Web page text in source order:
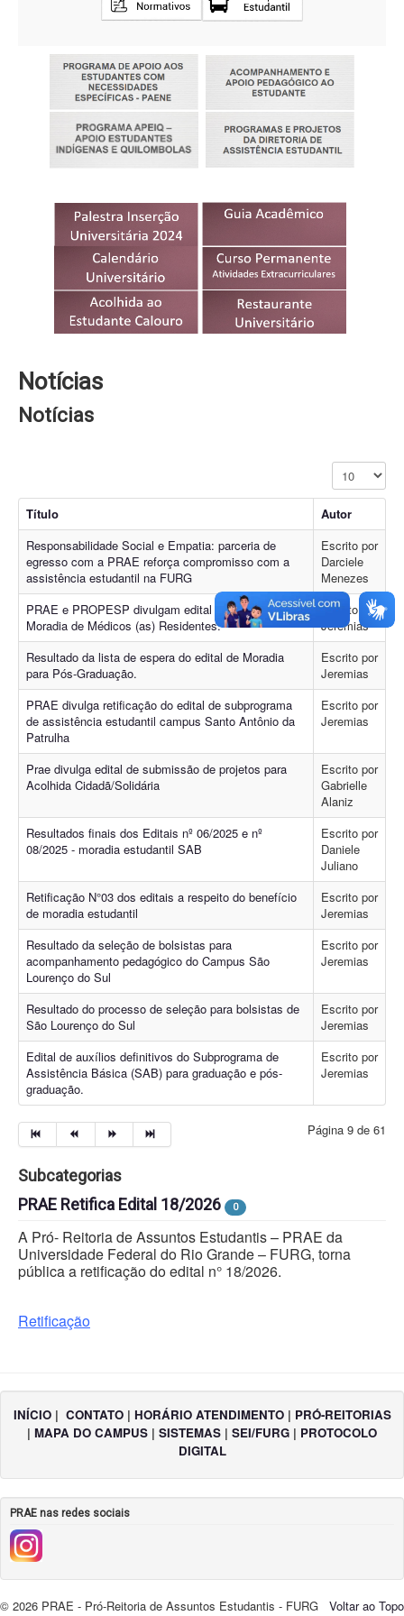
Diretoria de Assistência Estudantil
Diretoria de Desenvolvimento do Estudante
Arquivos
Memória
Notícias
Notícias
Exibir #
Título
Autor
Responsabilidade Social e Empatia: parceria de
egresso com a PRAE reforça compromisso com a
assistência estudantil na FURG
Escrito por
Darciele
Menezes
PRAE e PROPESP divulgam edital conjunto para
Moradia de Médicos (as) Residentes.
Escrito por
Jeremias
Resultado da lista de espera do edital de Moradia
para Pós-Graduação.
Escrito por
Jeremias
PRAE divulga retificação do edital de subprograma
de assistência estudantil campus Santo Antônio da
Patrulha
Escrito por
Jeremias
Prae divulga edital de submissão de projetos para
Acolhida Cidadã/Solidária
Escrito por
Gabrielle
Alaniz
Resultados finais dos Editais nº 06/2025 e nº
08/2025 - moradia estudantil SAB
Escrito por
Daniele
Juliano
Retificação N°03 dos editais a respeito do benefício
de moradia estudantil
Escrito por
Jeremias
Resultado da seleção de bolsistas para
acompanhamento pedagógico do Campus São
Lourenço do Sul
Escrito por
Jeremias
Resultado do processo de seleção para bolsistas de
São Lourenço do Sul
Escrito por
Jeremias
Edital de auxílios definitivos do Subprograma de
Assistência Básica (SAB) para graduação e pós-
graduação.
Escrito por
Jeremias
Página 9 de 61
Subcategorias
PRAE Retifica Edital 18/2026
0
A Pró- Reitoria de Assuntos Estudantis – PRAE da
Universidade Federal do Rio Grande – FURG, torna
pública a retificação do edital n° 18/2026.
Retificação
INÍCIO| CONTATO| HORÁRIO ATENDIMENTO| PRÓ-REITORIAS
| MAPA DO CAMPUS | SISTEMAS | SEI/FURG | PROTOCOLO
DIGITAL
PRAE nas redes sociais
Voltar ao Topo
© 2026 PRAE - Pró-Reitoria de Assuntos Estudantis - FURG